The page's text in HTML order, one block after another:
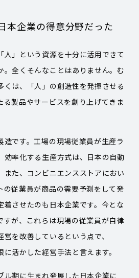
本企業の得意分野だった
人」という資源を十分に活用できて
。全くそんなことはありません。む
くは、「人」の創造性を発揮させる
る製品やサービスを創り上げてきま
造です。工場の現場従業員が生産ラ
効率化する生産方式は、日本の自動
また、コンビニエンスストアにおい
の従業員が商品の需要予測をして発
着させたのも日本企業です。今とな
すが、これらは現場の従業員が自律
を改善しているという点で、
に活かした経営手法と言えます。
ル期に生まれ発展した日本企業に